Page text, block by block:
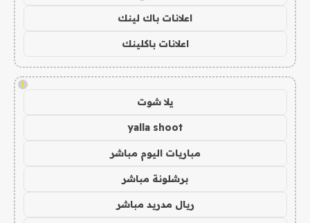
اعلانات باك لينك
اعلانات باكلينك
!
يلا شوت
yalla shoot
مباريات اليوم مباشر
برشلونة مباشر
ريال مدريد مباشر